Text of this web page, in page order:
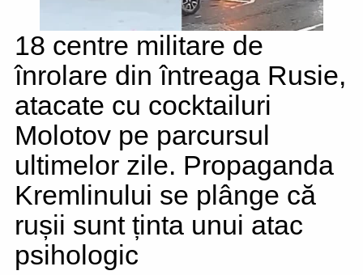
18 centre militare de
înrolare din întreaga Rusie,
atacate cu cocktailuri
Molotov pe parcursul
ultimelor zile. Propaganda
Kremlinului se plânge că
rușii sunt ținta unui atac
psihologic